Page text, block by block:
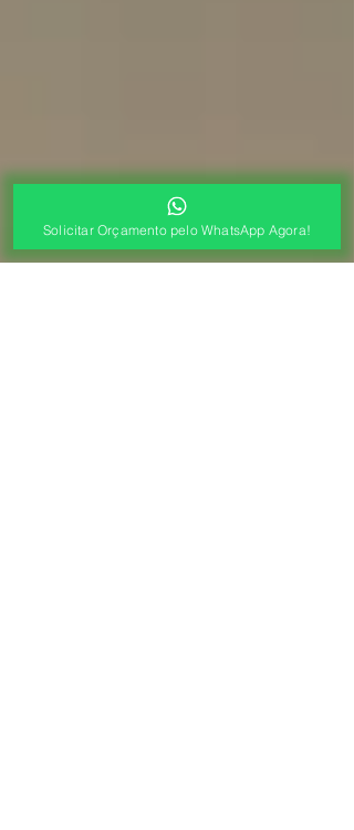
Solicitar Orçamento pelo WhatsApp Agora!